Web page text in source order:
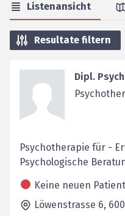
Listenansicht
Resultate filtern
Dipl.
Psychotherapie für -
Psychologische
Keine neuen
Löwenstrasse 6,